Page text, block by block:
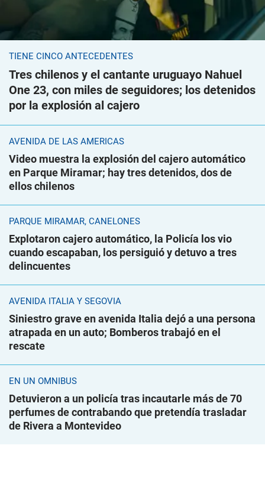
TIENE CINCO ANTECEDENTES
Tres chilenos y el cantante uruguayo Nahuel
One 23, con miles de seguidores; los detenidos
por la explosión al cajero
AVENIDA DE LAS AMÉRICAS
Video muestra la explosión del cajero automático
en Parque Miramar; hay tres detenidos, dos de
ellos chilenos
PARQUE MIRAMAR, CANELONES
Explotaron cajero automático, la Policía los vio
cuando escapaban, los persiguió y detuvo a tres
delincuentes
AVENIDA ITALIA Y SEGOVIA
Siniestro grave en avenida Italia dejó a una persona
atrapada en un auto; Bomberos trabajó en el
rescate
EN UN ÓMNIBUS
Detuvieron a un policía tras incautarle más de 70
perfumes de contrabando que pretendía trasladar
de Rivera a Montevideo